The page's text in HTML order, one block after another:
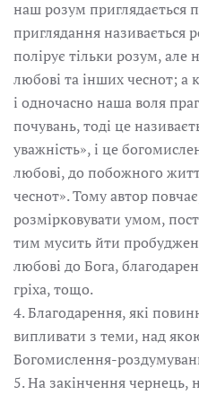
наш розум приглядається
приглядання називається
полірує тільки розум, але
любові та інших чеснот; а
і одночасно наша воля
почувань, тоді це
уважність», і це
любові, до побожного
чеснот». Тому автор
розмірковувати умом,
тим мусить йти
любові до Бога,
гріха, тощо.
4. Благодарення, які
випливати з теми, над
Богомислення-
5. На закінчення чернець,